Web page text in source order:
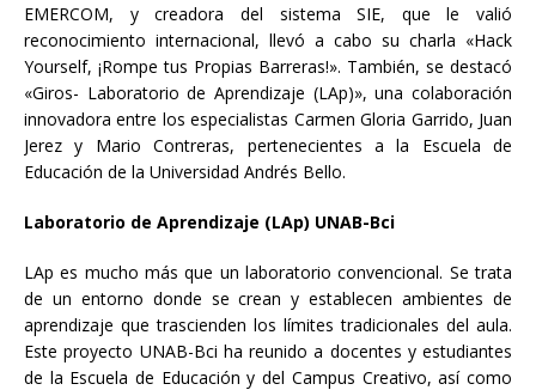
EMERCOM, y creadora del sistema SIE, que le valió
reconocimiento internacional, llevó a cabo su charla «Hack
Yourself, ¡Rompe tus Propias Barreras!». También, se destacó
«Giros- Laboratorio de Aprendizaje (LAp)», una colaboración
innovadora entre los especialistas Carmen Gloria Garrido, Juan
Jerez y Mario Contreras, pertenecientes a la Escuela de
Educación de la Universidad Andrés Bello.
Laboratorio de Aprendizaje (LAp) UNAB-Bci
LAp es mucho más que un laboratorio convencional. Se trata
de un entorno donde se crean y establecen ambientes de
aprendizaje que trascienden los límites tradicionales del aula.
Este proyecto UNAB-Bci ha reunido a docentes y estudiantes
de la Escuela de Educación y del Campus Creativo, así como